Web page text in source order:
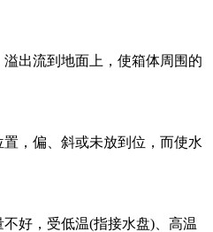
出流到地面上，使箱体周围的
，偏、斜或未放到位，而使水
好，受低温(指接水盘)、高温